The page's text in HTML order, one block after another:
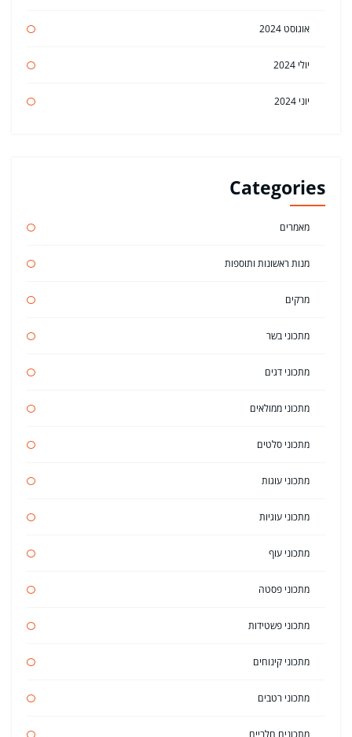
אוגוסט 2024
יולי 2024
יוני 2024
Categories
מאמרים
מנות ראשונות ותוספות
מרקים
מתכוני בשר
מתכוני דגים
מתכוני ממולאים
מתכוני סלטים
מתכוני עוגות
מתכוני עוגיות
מתכוני עוף
מתכוני פסטה
מתכוני פשטידות
מתכוני קינוחים
מתכוני רטבים
מתכונים חלביים